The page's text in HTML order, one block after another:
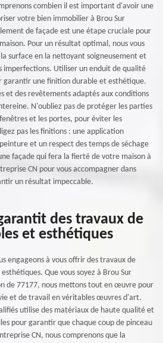
combien il est important d'avoir une
votre bien immobilier à Brou Sur
de façade est une étape cruciale pour
Pour un résultat optimal, nous vous
surface en la nettoyant soigneusement et
imperfections. Utiliser un enduit de qualité
garantir une finition durable et esthétique.
et des revêtements adaptés aux conditions
N'oubliez pas de protéger les parties
et les portes, pour éviter les
pas les finitions : une application
et un respect des temps de séchage
façade qui fera la fierté de votre maison à
CN pour vous accompagner dans
un résultat impeccable.
des travaux de
et esthétiques
engageons à vous offrir des travaux de
Que vous soyez à Brou Sur
de 77177, nous mettons tout en œuvre pour
et de travail en véritables œuvres d'art.
utilise des matériaux de haute qualité et
pour garantir que chaque coup de pinceau
CN, nous comprenons que la